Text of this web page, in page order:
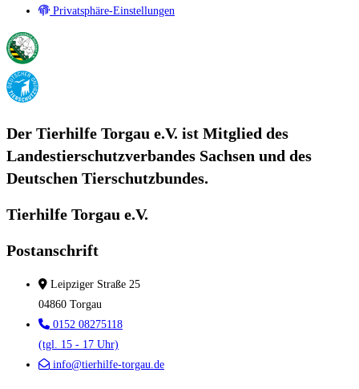
Privatsphäre-Einstellungen
Der Tierhilfe Torgau e.V. ist Mitglied des
Landestierschutzverbandes Sachsen und des
Deutschen Tierschutzbundes.
Tierhilfe Torgau e.V.
Postanschrift
Leipziger Straße 25
04860 Torgau
0152 08275118
(tgl. 15 - 17 Uhr)
info@tierhilfe-torgau.de